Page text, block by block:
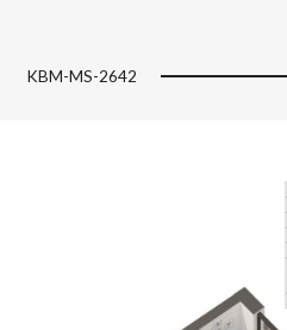
KBM-MS-2642